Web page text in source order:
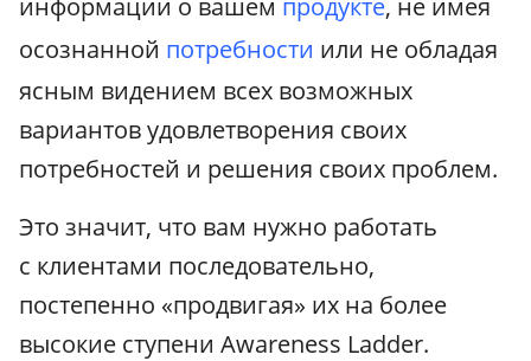
информации о вашем продукте, не имея
осознанной потребности или не обладая
ясным видением всех возможных
вариантов удовлетворения своих
потребностей и решения своих проблем.
Это значит, что вам нужно работать
с клиентами последовательно,
постепенно «продвигая» их на более
высокие ступени Awareness Ladder.